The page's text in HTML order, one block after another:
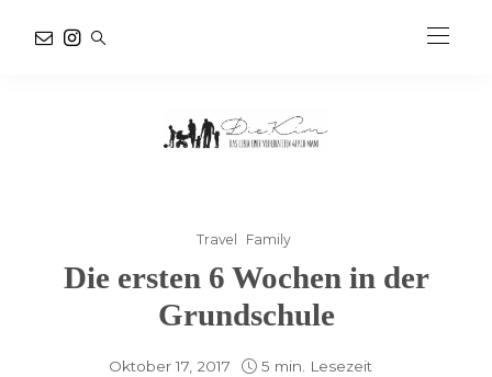
Travel Family
Die ersten 6 Wochen in der
Grundschule
Oktober 17, 2017
5 min. Lesezeit